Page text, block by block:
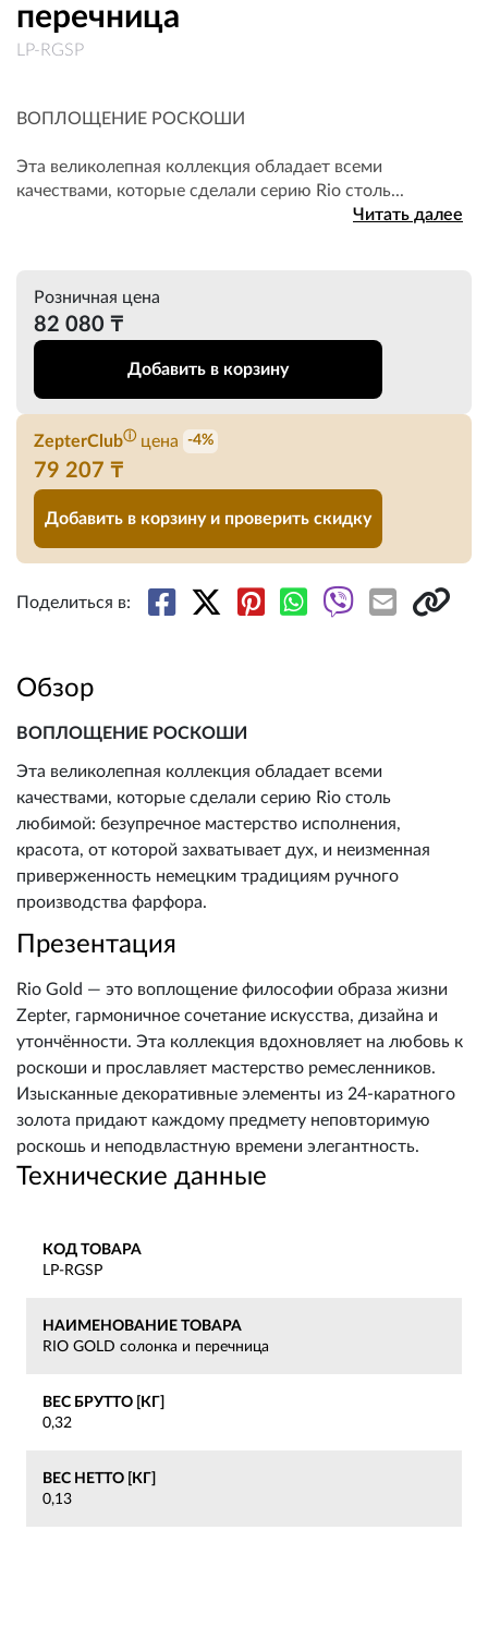
перечница
LP-RGSP
ВОПЛОЩЕНИЕ РОСКОШИ
Эта великолепная коллекция обладает всеми
качествами, которые сделали серию Rio столь...
Читать далее
Розничная цена
82 080 ₸
Добавить в корзину
ZepterClubⓘ цена -4%
79 207 ₸
Добавить в корзину и проверить скидку
Поделиться в:
Обзор
ВОПЛОЩЕНИЕ РОСКОШИ
Эта великолепная коллекция обладает всеми
качествами, которые сделали серию Rio столь
любимой: безупречное мастерство исполнения,
красота, от которой захватывает дух, и неизменная
приверженность немецким традициям ручного
производства фарфора.
Презентация
Rio Gold — это воплощение философии образа жизни
Zepter, гармоничное сочетание искусства, дизайна и
утончённости. Эта коллекция вдохновляет на любовь к
роскоши и прославляет мастерство ремесленников.
Изысканные декоративные элементы из 24-каратного
золота придают каждому предмету неповторимую
роскошь и неподвластную времени элегантность.
Технические данные
КОД ТОВАРА
LP-RGSP
НАИМЕНОВАНИЕ ТОВАРА
RIO GOLD солонка и перечница
ВЕС БРУТТО [КГ]
0,32
ВЕС НЕТТО [КГ]
0,13